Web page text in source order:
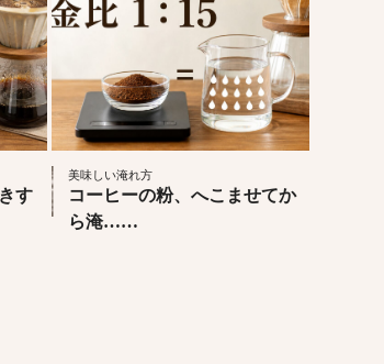
す
美味しい淹れ方
コーヒーの粉、へこませてか
ら淹……